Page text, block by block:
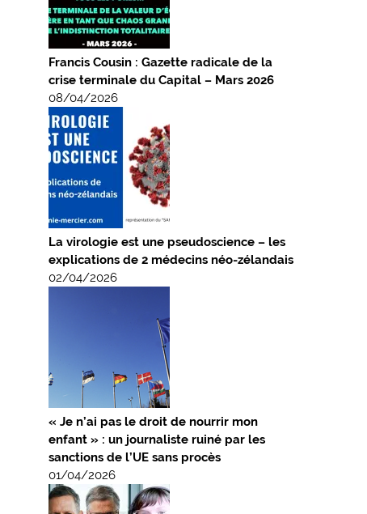
Francis Cousin : Gazette radicale de la
crise terminale du Capital – Mars 2026
08/04/2026
La virologie est une pseudoscience – les
explications de 2 médecins néo-zélandais
02/04/2026
« Je n’ai pas le droit de nourrir mon
enfant » : un journaliste ruiné par les
sanctions de l’UE sans procès
01/04/2026